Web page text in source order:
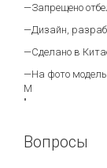
—Запрещено
—Дизайн,
—Сделано в
—На фото модель
М
"
Вопросы